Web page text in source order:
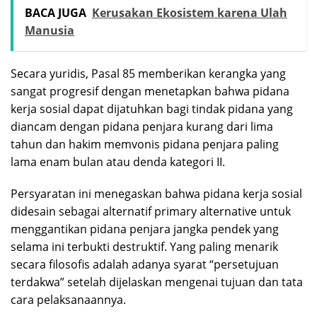
BACA JUGA Kerusakan Ekosistem karena Ulah
Manusia
Secara yuridis, Pasal 85 memberikan kerangka yang
sangat progresif dengan menetapkan bahwa pidana
kerja sosial dapat dijatuhkan bagi tindak pidana yang
diancam dengan pidana penjara kurang dari lima
tahun dan hakim memvonis pidana penjara paling
lama enam bulan atau denda kategori II.
Persyaratan ini menegaskan bahwa pidana kerja sosial
didesain sebagai alternatif primary alternative untuk
menggantikan pidana penjara jangka pendek yang
selama ini terbukti destruktif. Yang paling menarik
secara filosofis adalah adanya syarat “persetujuan
terdakwa” setelah dijelaskan mengenai tujuan dan tata
cara pelaksanaannya.